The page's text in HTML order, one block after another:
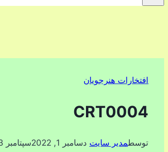
افتخارات هنرجویان
CRT0004
توسطمدیر سایت دسامبر 1, 2022 سپتامبر 23, 2023